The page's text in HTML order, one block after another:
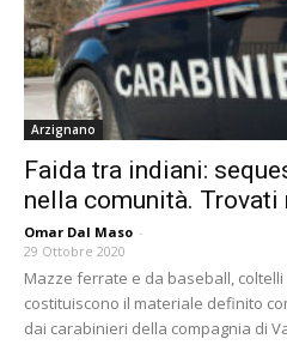
Arzignano
Faida tra indiani:
nella comunità. Trovati
Omar Dal Maso -
29 Ottobre 2020
Mazze ferrate e da baseball,
costituiscono il materiale definito
dai carabinieri della compagnia di